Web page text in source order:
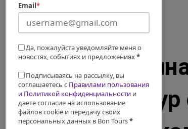
Email*
Да, пожалуйста уведомляйте меня о
новостях, событиях и предложениях*
Подписываясь на рассылку, вы
соглашаетесь с Правилами пользования
и Политикой конфиденциальности и
даете согласие на использование
файлов cookie и передачу своих
персональных данных в Bon Tours*
ОАЭ:
PREMIUM —